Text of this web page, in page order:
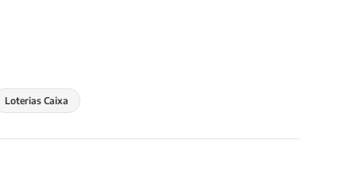
Loterias Caixa